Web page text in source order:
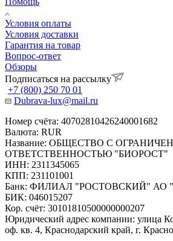
Условия оплаты
Условия доставки
Гарантия на товар
Вопрос-ответ
Обзоры
Подписаться на рассылку
+7 (800) 250 70 01
Dubrava-lux@mail.ru
Номер счёта: 40702810426240001682
Валюта: RUR
Название: ОБЩЕСТВО С
ОТВЕТСТВЕННОСТЬЮ "БИОРОСТ"
ИНН: 2311345065
КПП: 231101001
Банк: ФИЛИАЛ "РОСТОВСКИЙ" АО
БИК: 046015207
Кор. счёт: 30101810500000000207
Юридический адрес компании: улица
оф. кв. 4, Краснодарский край, г.